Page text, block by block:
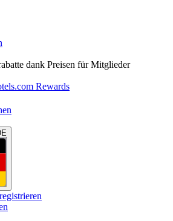
dank Preisen für Mitglieder
Rewards